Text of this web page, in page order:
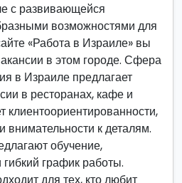
с развивающейся
возможностями для
«Работа в Израиле» вы
в этом городе. Сфера
в Израиле предлагает
в ресторанах, кафе и
клиентоориентированности,
внимательности к деталям.
обучение,
график работы.